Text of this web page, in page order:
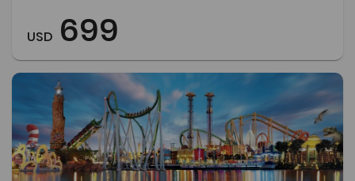
USD 699